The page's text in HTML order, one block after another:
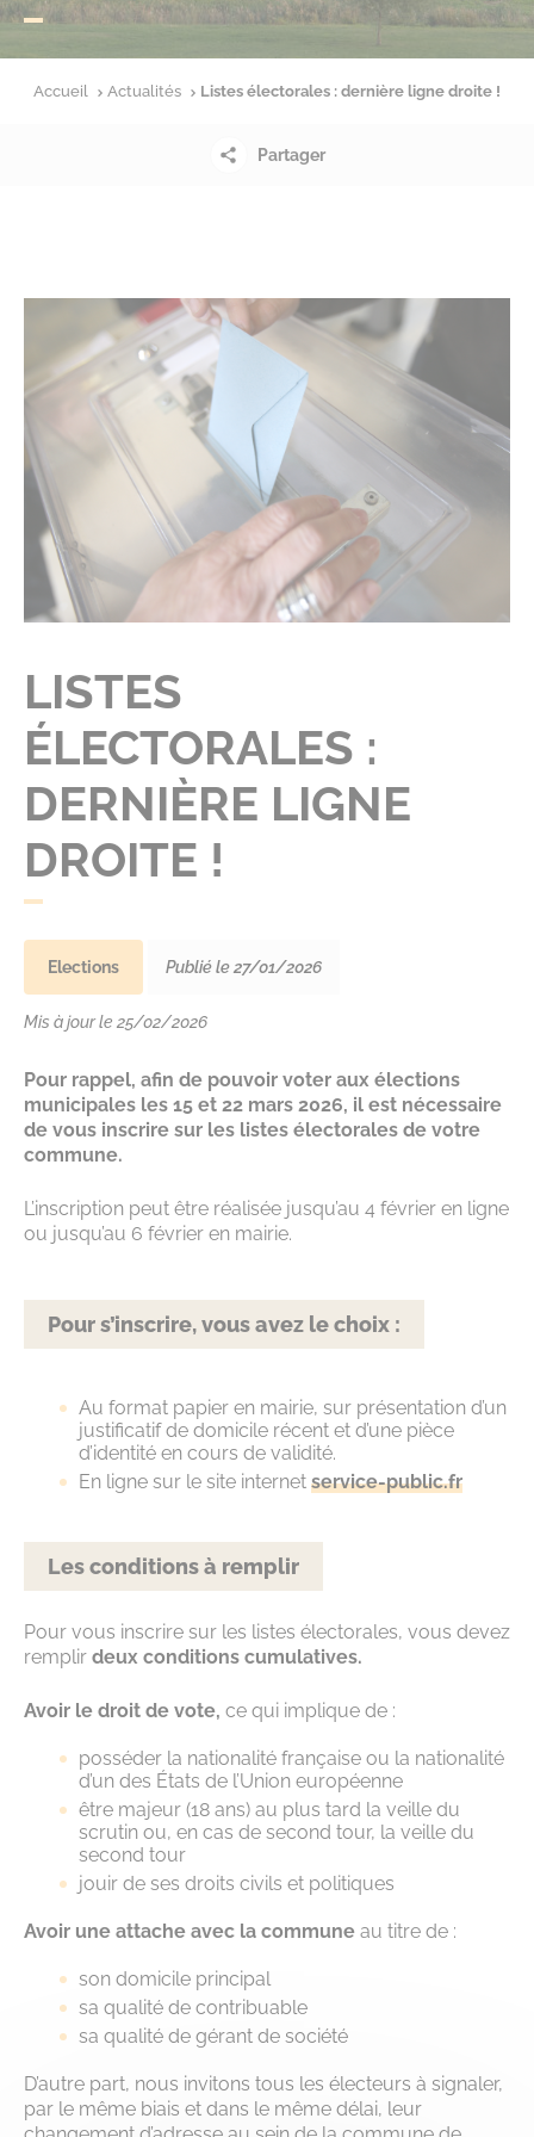
Accueil Actualités Listes électorales : dernière ligne droite !
Partager
LISTES
ÉLECTORALES :
DERNIÈRE LIGNE
DROITE !
Elections Publié le 27/01/2026
Mis à jour le 25/02/2026
Pour rappel, afin de pouvoir voter aux élections
municipales les 15 et 22 mars 2026, il est nécessaire
de vous inscrire sur les listes électorales de votre
commune.
L’inscription peut être réalisée jusqu’au 4 février en ligne
ou jusqu’au 6 février en mairie.
Pour s’inscrire, vous avez le choix :
Au format papier en mairie, sur présentation d’un
justificatif de domicile récent et d’une pièce
d’identité en cours de validité.
En ligne sur le site internet service-public.fr
Les conditions à remplir
Pour vous inscrire sur les listes électorales, vous devez
remplir deux conditions cumulatives.
Avoir le droit de vote, ce qui implique de :
posséder la nationalité française ou la nationalité
d’un des États de l’Union européenne
être majeur (18 ans) au plus tard la veille du
scrutin ou, en cas de second tour, la veille du
second tour
jouir de ses droits civils et politiques
Avoir une attache avec la commune au titre de :
son domicile principal
sa qualité de contribuable
sa qualité de gérant de société
D’autre part, nous invitons tous les électeurs à signaler,
par le même biais et dans le même délai, leur